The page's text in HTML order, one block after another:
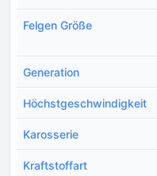
Felgen Größe
Generation
Höchstgeschwindigkeit
Karosserie
Kraftstoffart